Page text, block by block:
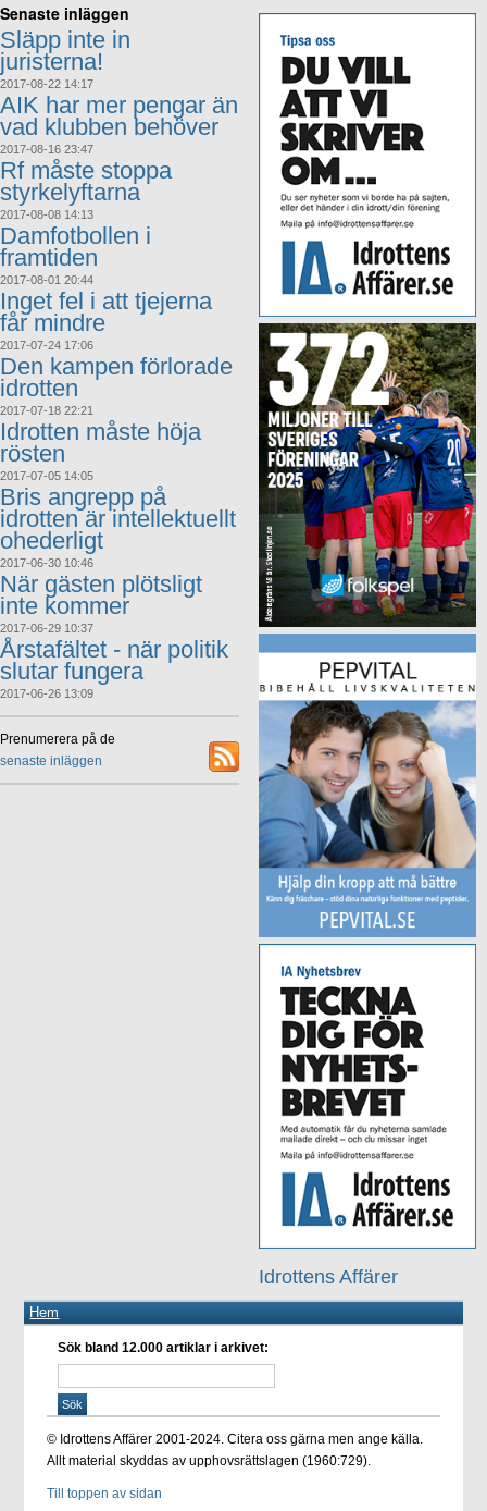
Idrottens Affärer
Senaste inläggen
Släpp inte in
juristerna!
2017-08-22 14:17
AIK har mer pengar än
vad klubben behöver
2017-08-16 23:47
Rf måste stoppa
styrkelyftarna
2017-08-08 14:13
Damfotbollen i
framtiden
2017-08-01 20:44
Inget fel i att tjejerna
får mindre
2017-07-24 17:06
Den kampen förlorade
idrotten
2017-07-18 22:21
Idrotten måste höja
rösten
2017-07-05 14:05
Bris angrepp på
idrotten är intellektuellt
ohederligt
2017-06-30 10:46
När gästen plötsligt
inte kommer
2017-06-29 10:37
Årstafältet - när politik
slutar fungera
2017-06-26 13:09
Prenumerera på de
senaste inläggen
Hem
Sök bland 12.000 artiklar i arkivet:
© Idrottens Affärer 2001-2024. Citera oss gärna men ange källa.
Allt material skyddas av upphovsrättslagen (1960:729).
Till toppen av sidan